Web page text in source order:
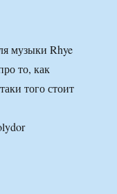
музыки Rhye
то, как
того стоит